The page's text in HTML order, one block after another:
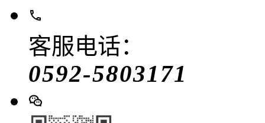
客服电话：
0592-5803171